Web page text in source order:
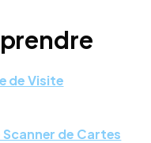
de Visite
de Cartes